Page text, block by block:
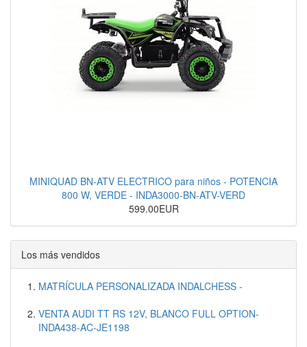
MINIQUAD BN-ATV ELECTRICO para niños - POTENCIA
800 W, VERDE - INDA3000-BN-ATV-VERD
599.00EUR
Los más vendidos
MATRÍCULA PERSONALIZADA INDALCHESS -
VENTA AUDI TT RS 12V, BLANCO FULL OPTION-
INDA438-AC-JE1198